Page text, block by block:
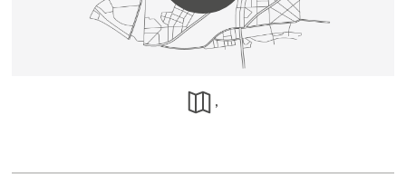
GOOGLE
MAPS
,